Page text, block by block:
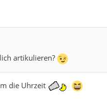
artikulieren?
die Uhrzeit